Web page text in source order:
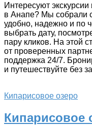
Интересуют
в Анапе? Мы собрали
удобно, надежно и по
выбрать дату,
пару кликов. На этой
от проверенных
поддержка 24/7.
и путешествуйте без
Кипарисовое озеро
Кипарисовое